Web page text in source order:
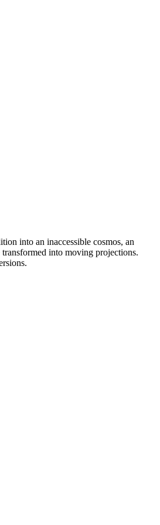
into an inaccessible cosmos, an
into moving projections.